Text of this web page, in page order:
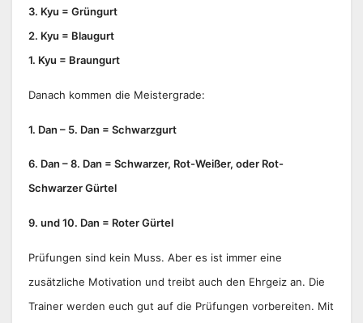
3. Kyu = Grüngurt
2. Kyu = Blaugurt
1. Kyu = Braungurt
Danach kommen die Meistergrade:
1. Dan – 5. Dan = Schwarzgurt
6. Dan – 8. Dan = Schwarzer, Rot-Weißer, oder Rot-
Schwarzer Gürtel
9. und 10. Dan = Roter Gürtel
Prüfungen sind kein Muss. Aber es ist immer eine
zusätzliche Motivation und treibt auch den Ehrgeiz an. Die
Trainer werden euch gut auf die Prüfungen vorbereiten. Mit